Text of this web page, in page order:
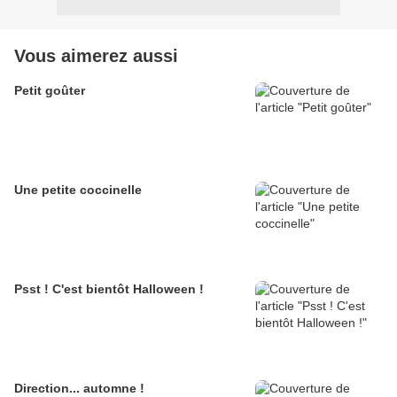
Vous aimerez aussi
Petit goûter
Une petite coccinelle
Psst ! C'est bientôt Halloween !
Direction... automne !